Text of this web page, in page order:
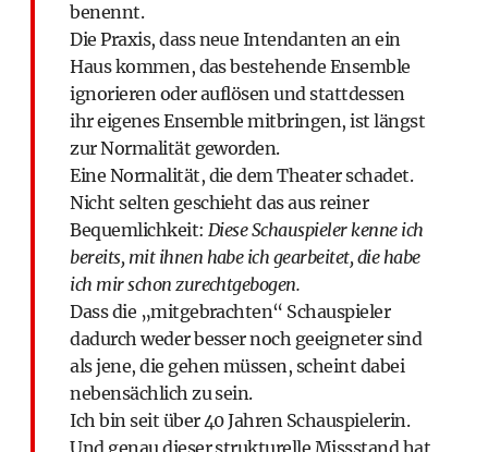
benennt.
Die Praxis, dass neue Intendanten an ein
Haus kommen, das bestehende Ensemble
ignorieren oder auflösen und stattdessen
ihr eigenes Ensemble mitbringen, ist längst
zur Normalität geworden.
Eine Normalität, die dem Theater schadet.
Nicht selten geschieht das aus reiner
Bequemlichkeit: Diese Schauspieler kenne ich
bereits, mit ihnen habe ich gearbeitet, die habe
ich mir schon zurechtgebogen.
Dass die „mitgebrachten“ Schauspieler
dadurch weder besser noch geeigneter sind
als jene, die gehen müssen, scheint dabei
nebensächlich zu sein.
Ich bin seit über 40 Jahren Schauspielerin.
Und genau dieser strukturelle Missstand hat